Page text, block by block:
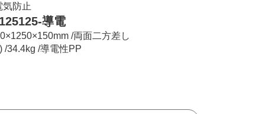
気防止
導電
/両面二方差し
/34.4kg /導電性PP